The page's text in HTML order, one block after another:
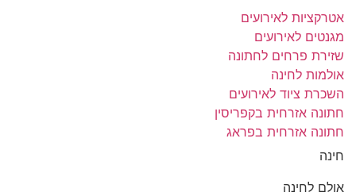
אטרקציות לאירועים
מגנטים לאירועים
שזירת פרחים לחתונה
אולמות לחינה
השכרת ציוד לאירועים
חתונה אזרחית בקפריסין
חתונה אזרחית בפראג
חינה
אולם לחינה